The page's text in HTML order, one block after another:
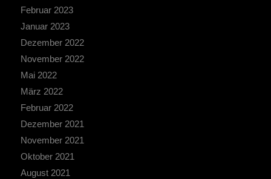
Februar 2023
Januar 2023
Dezember 2022
November 2022
Mai 2022
März 2022
Februar 2022
Dezember 2021
November 2021
Oktober 2021
August 2021